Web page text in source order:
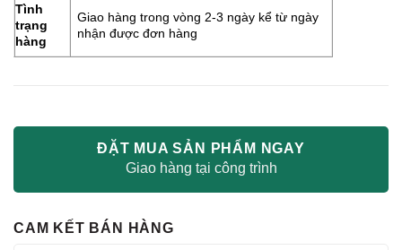
Tình
trạng
hàng
Giao hàng trong vòng 2-3 ngày kể từ ngày
nhận được đơn hàng
ĐẶT MUA SẢN PHẨM NGAY
Giao hàng tại công trình
CAM KẾT BÁN HÀNG